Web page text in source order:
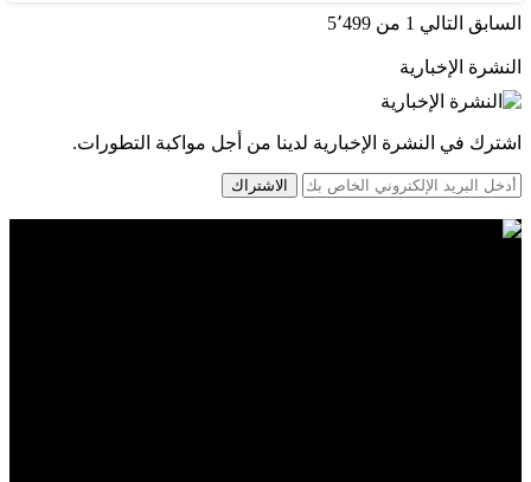
السابق التالي 1 من 5٬499
النشرة الإخبارية
اشترك في النشرة الإخبارية لدينا من أجل مواكبة التطورات.
الاشتراك